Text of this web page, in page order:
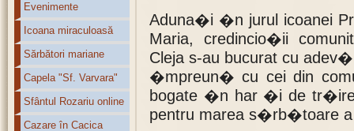
Evenimente
Icoana miraculoasă
Sărbători mariane
Capela "Sf. Varvara"
Sfântul Rozariu online
Cazare în Cacica
Aduna�i �n jurul icoanei
Maria, credincio�ii
Cleja s-au bucurat cu
�mpreun� cu cei din
bogate �n har �i de
pentru marea s�rb�toare